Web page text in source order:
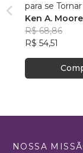
para se
Interessante!
Ken A. Moore
R$ 68,86
R$ 54,51
NOSSA